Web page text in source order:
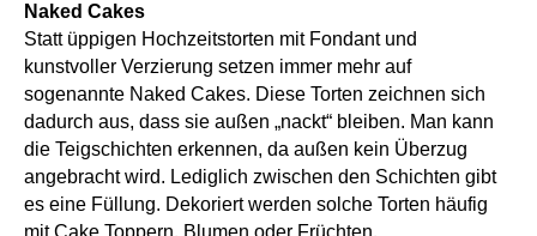
Naked Cakes
Statt üppigen Hochzeitstorten mit Fondant und
kunstvoller Verzierung setzen immer mehr auf
sogenannte Naked Cakes. Diese Torten zeichnen sich
dadurch aus, dass sie außen „nackt“ bleiben. Man kann
die Teigschichten erkennen, da außen kein Überzug
angebracht wird. Lediglich zwischen den Schichten gibt
es eine Füllung. Dekoriert werden solche Torten häufig
mit Cake Toppern, Blumen oder Früchten.